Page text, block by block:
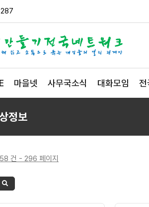
마을넷 사무국소식 대화모임 전
정보
건 - 296 페이지